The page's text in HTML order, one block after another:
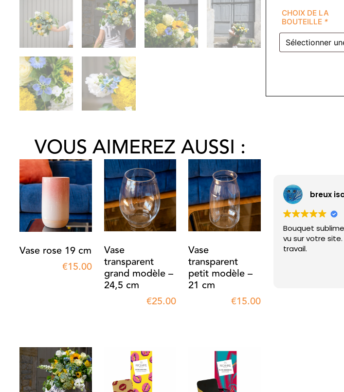
VOUS AIMEREZ AUSSI :
Vase rose 19 cm
€15.00
Vase
transparent
grand modèle –
24,5 cm
€25.00
Vase
transparent
petit modèle –
21 cm
€15.00
CHOIX DE LA
BOUTEILLE *
breux
Bouquet sublime
vu sur votre site.
travail.